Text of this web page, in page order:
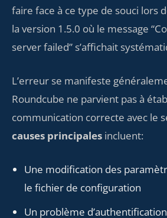
faire face à ce type de souci lors
la version 1.5.0 où le message
server failed” s’affichait
L’erreur se manifeste
Roundcube ne parvient pas à
communication correcte avec le
causes principales incluent:
Une modification des
le fichier de configuration
Un problème